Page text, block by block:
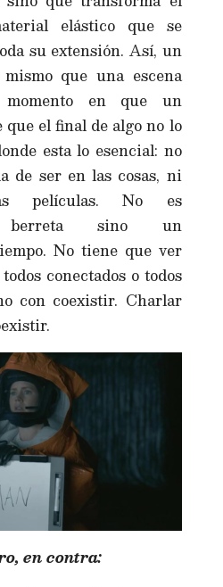
elástico que se
su extensión. Así, un
que una escena
en que un
el final de algo no lo
esta lo esencial: no
de ser en las cosas, ni
películas. No es
berreta sino un
No tiene que ver
conectados o todos
con coexistir. Charlar
en contra: